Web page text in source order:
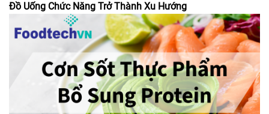
Đồ Uống Chức Năng Trở Thành Xu Hướng